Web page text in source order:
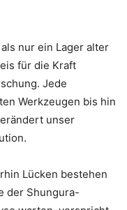
nur ein Lager alter
für die Kraft
Jede
Werkzeugen bis hin
unser
Lücken bestehen
der Shungura-